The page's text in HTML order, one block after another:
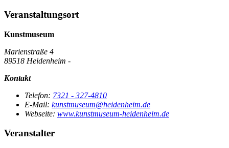
Veranstaltungsort
Kunstmuseum
Marienstraße 4
89518 Heidenheim -
Kontakt
Telefon: 7321 - 327-4810
E-Mail: kunstmuseum@heidenheim.de
Webseite: www.kunstmuseum-heidenheim.de
Veranstalter